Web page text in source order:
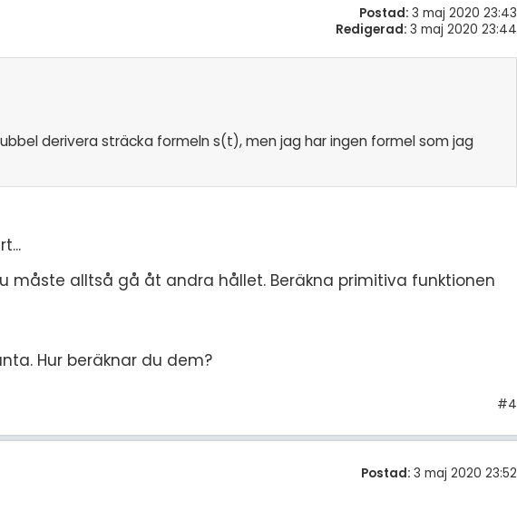
Postad: 3 maj 2020 23:43
Redigerad: 3 maj 2020 23:44
derivera sträcka formeln s(t), men jag har ingen formel som jag
alltså gå åt andra hållet. Beräkna primitiva funktionen
Hur beräknar du dem?
#4
Postad: 3 maj 2020 23:52